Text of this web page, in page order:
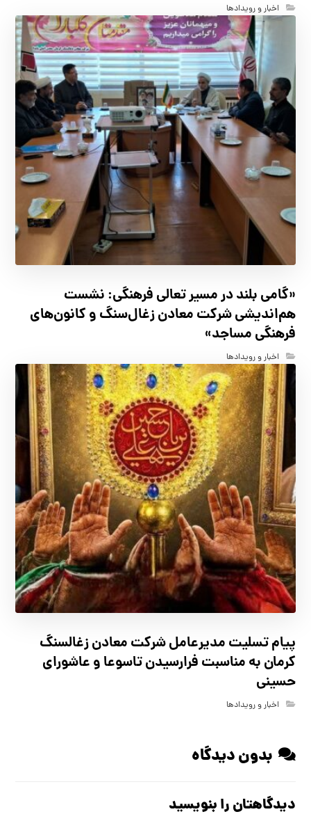
اخبار و رویدادها
«گامی بلند در مسیر تعالی فرهنگی: نشست
هم‌اندیشی شرکت معادن زغال‌سنگ و کانون‌های
فرهنگی مساجد»
اخبار و رویدادها
پیام تسلیت مدیرعامل شرکت معادن زغالسنگ
کرمان به مناسبت فرارسیدن تاسوعا و عاشورای
حسینی
اخبار و رویدادها
بدون دیدگاه
دیدگاهتان را بنویسید